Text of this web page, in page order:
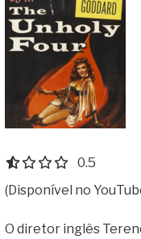
0.5 out of
0.5
(Disponível no
O diretor inglês